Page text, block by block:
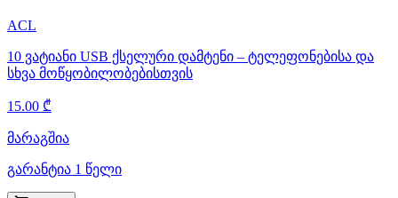
ACL
10 ვატიანი USB ქსელური დამტენი – ტელეფონებისა და
სხვა მოწყობილობებისთვის
15.00 ₾
მარაგშია
გარანტია 1 წელი